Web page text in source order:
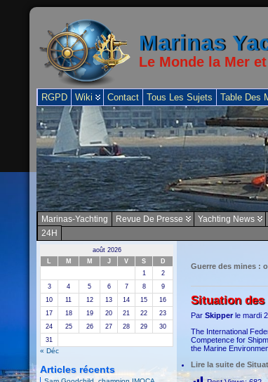
Marinas
Le Monde la Mer
RGPD Wiki Contact Tous Les Sujets Table Des
Marinas-Yachting Revue De Presse Yachting News
24H
août 2026
L
M M J V S
D
1
2
3
4 5 6 7 8
9
10
11 12 13 14 15
16
17
18 19 20 21 22
23
24
25 26 27 28 29
30
31
« Déc
Articles récents
Guerre des mines :
Situation des
Par Skipper le mardi
The International
Competence for
the Marine
Lire la suite de